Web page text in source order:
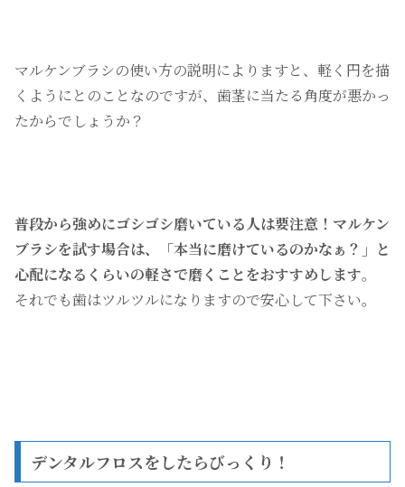
マルケンブラシの使い方の説明によりますと、軽く円を描
くようにとのことなのですが、歯茎に当たる角度が悪かっ
たからでしょうか？
普段から強めにゴシゴシ磨いている人は要注意！マルケン
ブラシを試す場合は、「本当に磨けているのかなぁ？」と
心配になるくらいの軽さで磨くことをおすすめします。
それでも歯はツルツルになりますので安心して下さい。
デンタルフロスをしたらびっくり！